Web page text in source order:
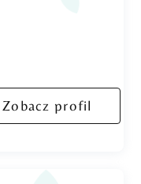
Zobacz profil